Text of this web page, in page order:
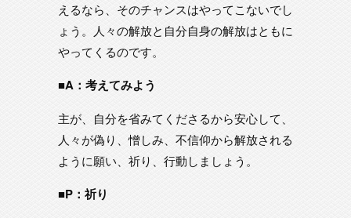
えるなら、そのチャンスはやってこないでし
ょう。人々の解放と自分自身の解放はともに
やってくるのです。
■A：考えてみよう
主が、自分を省みてくださるから安心して、
人々が偽り、憎しみ、不信仰から解放される
ように願い、祈り、行動しましょう。
■P：祈り